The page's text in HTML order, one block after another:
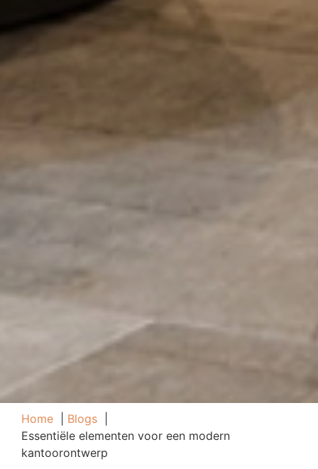
Home
Blogs
Essentiële elementen voor een modern
kantoorontwerp